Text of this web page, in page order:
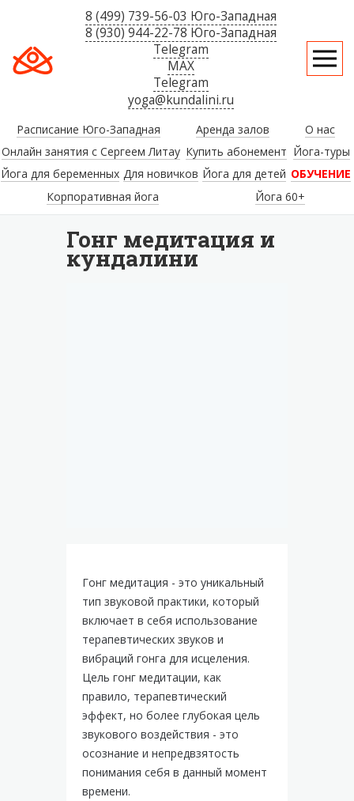
8 (499) 739-56-03 Юго-Западная
8 (930) 944-22-78 Юго-Западная
Telegram
MAX
Telegram
yoga@kundalini.ru
Расписание Юго-Западная Аренда залов
О нас
Онлайн занятия с Сергеем Литау Купить абонемент Йога-туры
Йога для беременных Для новичков Йога для детей ОБУЧЕНИЕ
Корпоративная йога
Йога 60+
Гонг медитация и
кундалини
Гонг медитация - это уникальный
тип звуковой практики, который
включает в себя использование
терапевтических звуков и
вибраций гонга для исцеления.
Цель гонг медитации, как
правило, терапевтический
эффект, но более глубокая цель
звукового воздействия - это
осознание и непредвзятость
понимания себя в данный момент
времени.